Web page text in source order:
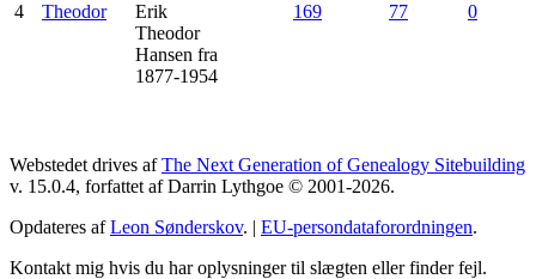
4
Theodor
Erik
Theodor
Hansen fra
1877-1954
169 77 0
Webstedet drives afThe Next Generation of Genealogy Sitebuilding
v. 15.0.4, forfattet af Darrin Lythgoe © 2001-2026.
Opdateres afLeon Sønderskov. | EU-persondataforordningen.
Kontakt mig hvis du har oplysninger til slægten eller finder fejl.